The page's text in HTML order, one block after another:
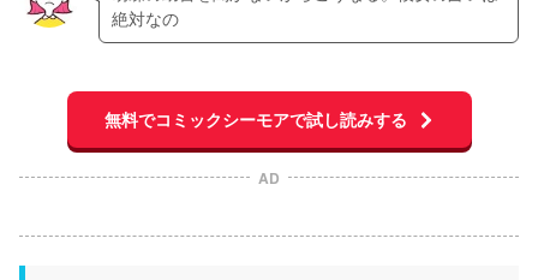
絶対なの
無料でコミックシーモアで試し読みする
AD